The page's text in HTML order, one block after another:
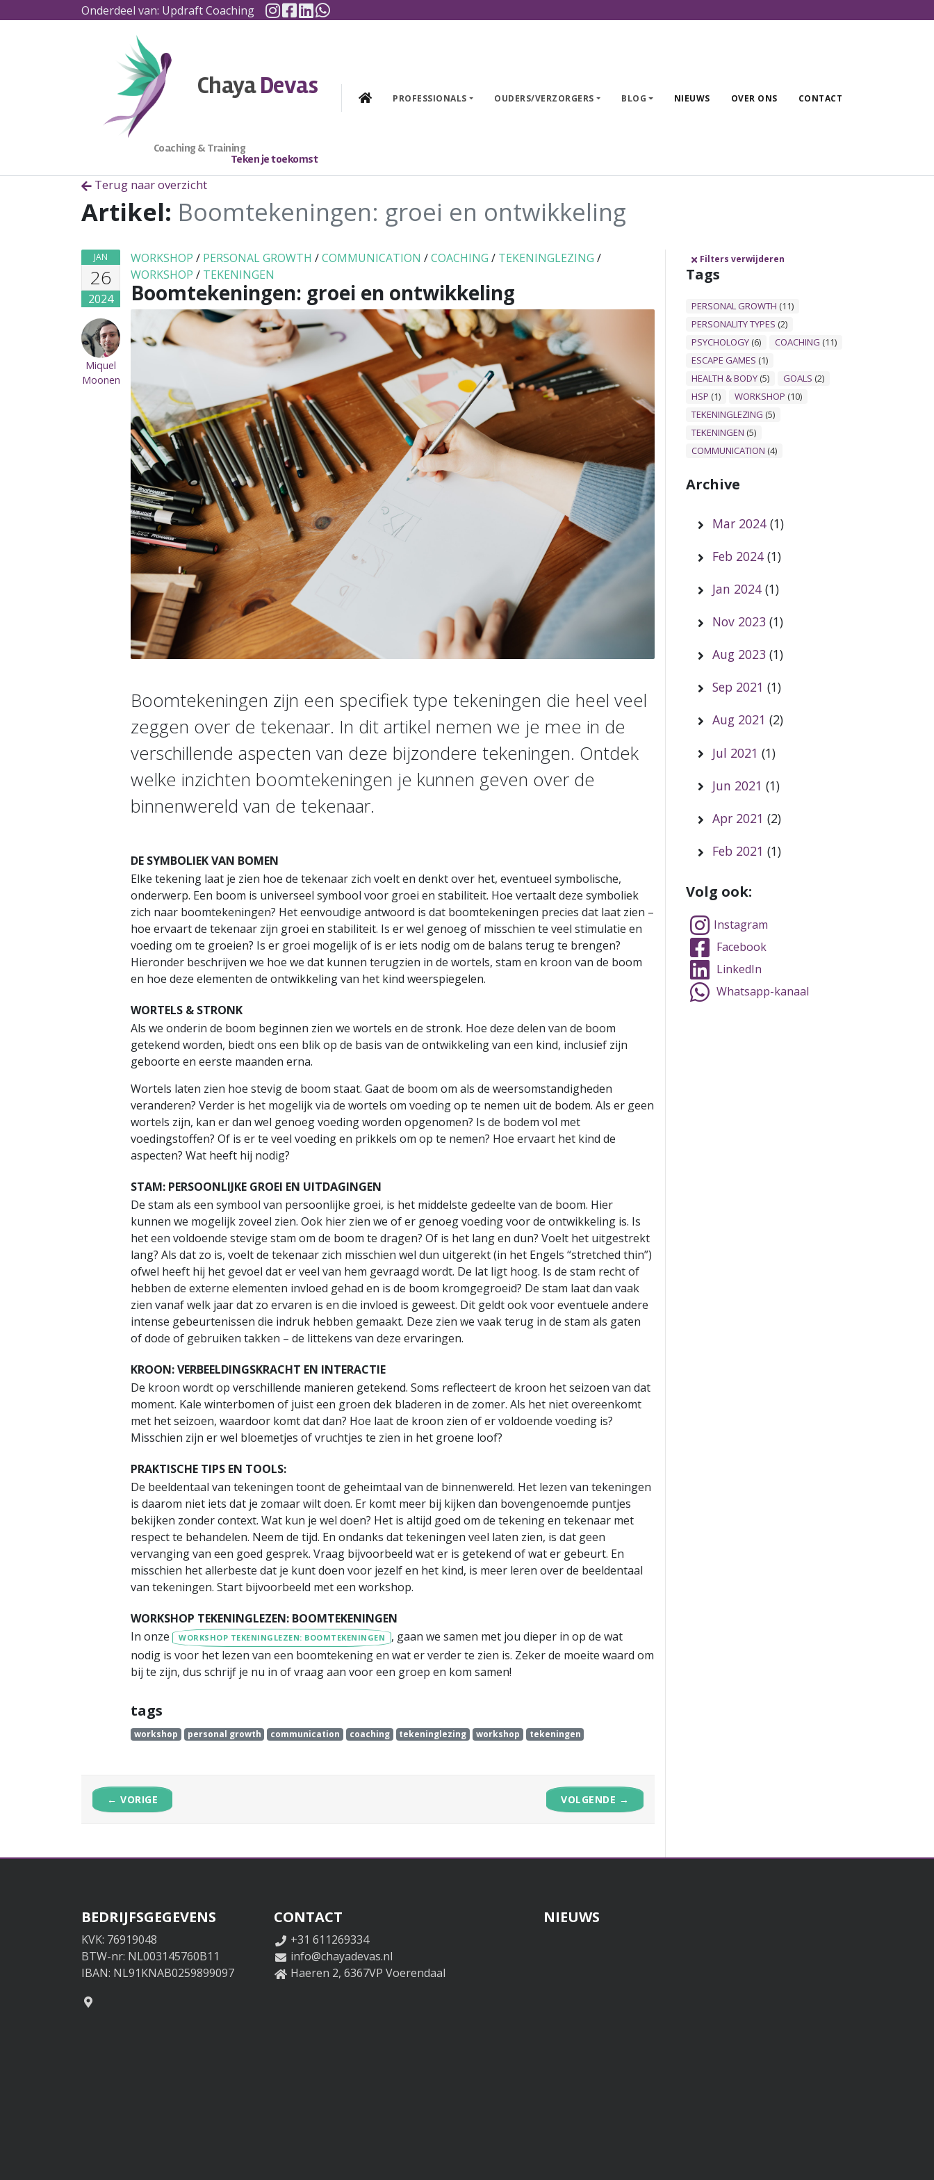
Onderdeel van: Updraft Coaching Instagram
Facebook
Linkedin
WhatsApp
ChayaDevas
Coaching & Training
Teken je toekomst
PROFESSIONALS OUDERS/VERZORGERS BLOG NIEUWS OVER ONS CONTACT
Terug naar overzicht
Artikel: Boomtekeningen: groei en ontwikkeling
JAN
26
2024
Miquel
Moonen
WORKSHOP / PERSONAL GROWTH /COMMUNICATION /COACHING / TEKENINGLEZING /
WORKSHOP / TEKENINGEN
Boomtekeningen: groei en ontwikkeling
Boomtekeningen zijn een specifiek type tekeningen die heel veel
zeggen over de tekenaar. In dit artikel nemen we je mee in de
verschillende aspecten van deze bijzondere tekeningen. Ontdek
welke inzichten boomtekeningen je kunnen geven over de
binnenwereld van de tekenaar.
DE SYMBOLIEK VAN BOMEN
Elke tekening laat je zien hoe de tekenaar zich voelt en denkt over het, eventueel symbolische,
onderwerp. Een boom is universeel symbool voor groei en stabiliteit. Hoe vertaalt deze symboliek
zich naar boomtekeningen? Het eenvoudige antwoord is dat boomtekeningen precies dat laat zien –
hoe ervaart de tekenaar zijn groei en stabiliteit. Is er wel genoeg of misschien te veel stimulatie en
voeding om te groeien? Is er groei mogelijk of is er iets nodig om de balans terug te brengen?
Hieronder beschrijven we hoe we dat kunnen terugzien in de wortels, stam en kroon van de boom
en hoe deze elementen de ontwikkeling van het kind weerspiegelen.
WORTELS & STRONK
Als we onderin de boom beginnen zien we wortels en de stronk. Hoe deze delen van de boom
getekend worden, biedt ons een blik op de basis van de ontwikkeling van een kind, inclusief zijn
geboorte en eerste maanden erna.
Wortels laten zien hoe stevig de boom staat. Gaat de boom om als de weersomstandigheden
veranderen? Verder is het mogelijk via de wortels om voeding op te nemen uit de bodem. Als er geen
wortels zijn, kan er dan wel genoeg voeding worden opgenomen? Is de bodem vol met
voedingstoffen? Of is er te veel voeding en prikkels om op te nemen? Hoe ervaart het kind de
aspecten? Wat heeft hij nodig?
STAM: PERSOONLIJKE GROEI EN UITDAGINGEN
De stam als een symbool van persoonlijke groei, is het middelste gedeelte van de boom. Hier
kunnen we mogelijk zoveel zien. Ook hier zien we of er genoeg voeding voor de ontwikkeling is. Is
het een voldoende stevige stam om de boom te dragen? Of is het lang en dun? Voelt het uitgestrekt
lang? Als dat zo is, voelt de tekenaar zich misschien wel dun uitgerekt (in het Engels “stretched thin”)
ofwel heeft hij het gevoel dat er veel van hem gevraagd wordt. De lat ligt hoog. Is de stam recht of
hebben de externe elementen invloed gehad en is de boom kromgegroeid? De stam laat dan vaak
zien vanaf welk jaar dat zo ervaren is en die invloed is geweest. Dit geldt ook voor eventuele andere
intense gebeurtenissen die indruk hebben gemaakt. Deze zien we vaak terug in de stam als gaten
of dode of gebruiken takken – de littekens van deze ervaringen.
KROON: VERBEELDINGSKRACHT EN INTERACTIE
De kroon wordt op verschillende manieren getekend. Soms reflecteert de kroon het seizoen van dat
moment. Kale winterbomen of juist een groen dek bladeren in de zomer. Als het niet overeenkomt
met het seizoen, waardoor komt dat dan? Hoe laat de kroon zien of er voldoende voeding is?
Misschien zijn er wel bloemetjes of vruchtjes te zien in het groene loof?
PRAKTISCHE TIPS EN TOOLS:
De beeldentaal van tekeningen toont de geheimtaal van de binnenwereld. Het lezen van tekeningen
is daarom niet iets dat je zomaar wilt doen. Er komt meer bij kijken dan bovengenoemde puntjes
bekijken zonder context. Wat kun je wel doen? Het is altijd goed om de tekening en tekenaar met
respect te behandelen. Neem de tijd. En ondanks dat tekeningen veel laten zien, is dat geen
vervanging van een goed gesprek. Vraag bijvoorbeeld wat er is getekend of wat er gebeurt. En
misschien het allerbeste dat je kunt doen voor jezelf en het kind, is meer leren over de beeldentaal
van tekeningen. Start bijvoorbeeld met een workshop.
WORKSHOP TEKENINGLEZEN: BOOMTEKENINGEN
In onze WORKSHOP TEKENINGLEZEN: BOOMTEKENINGEN
, gaan we samen met jou dieper in op de wat
nodig is voor het lezen van een boomtekening en wat er verder te zien is. Zeker de moeite waard om
bij te zijn, dus schrijf je nu in of vraag aan voor een groep en kom samen!
tags
workshop personal growth communication coaching tekeninglezing workshop tekeningen
← VORIGE VOLGENDE →
Filters verwijderen
Tags
PERSONAL GROWTH (11)
PERSONALITY TYPES (2)
PSYCHOLOGY (6) COACHING (11)
ESCAPE GAMES (1)
HEALTH & BODY (5) GOALS (2)
HSP (1) WORKSHOP (10)
TEKENINGLEZING (5)
TEKENINGEN (5)
COMMUNICATION (4)
Archive
Mar 2024(1)
Feb 2024(1)
Jan 2024(1)
Nov 2023 (1)
Aug 2023 (1)
Sep 2021 (1)
Aug 2021 (2)
Jul 2021 (1)
Jun 2021 (1)
Apr 2021 (2)
Feb 2021 (1)
Volg ook:
Instagram
Facebook
LinkedIn
Whatsapp-kanaal
BEDRIJFSGEGEVENS
KVK: 76919048
BTW-nr: NL003145760B11
IBAN: NL91KNAB0259899097
CONTACT
+31 611269334
info@chayadevas.nl
Haeren 2, 6367VP Voerendaal
NIEUWS